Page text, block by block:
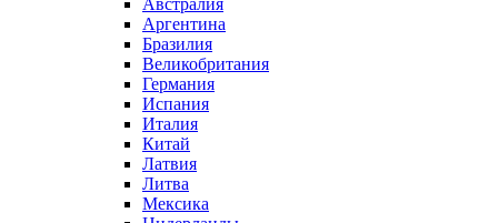
Австралия
Аргентина
Бразилия
Великобритания
Германия
Испания
Италия
Китай
Латвия
Литва
Мексика